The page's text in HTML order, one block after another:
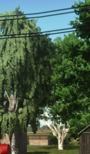
на данный момент